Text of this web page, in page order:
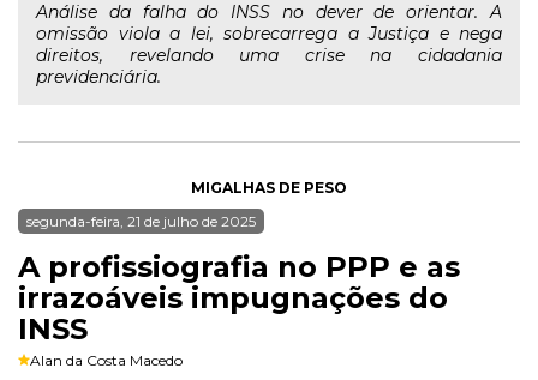
Análise da falha do INSS no dever de orientar. A
omissão viola a lei, sobrecarrega a Justiça e nega
direitos, revelando uma crise na cidadania
previdenciária.
MIGALHAS DE PESO
segunda-feira, 21 de julho de 2025
A profissiografia no PPP e as
irrazoáveis impugnações do
INSS
Alan da Costa Macedo